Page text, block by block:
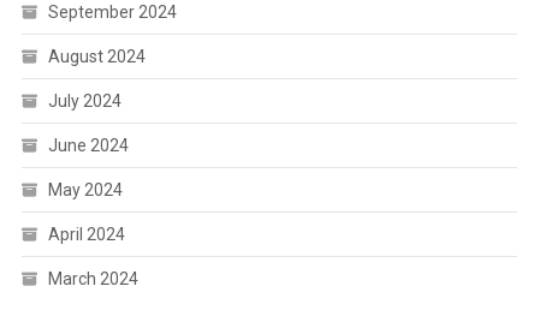
September 2024
August 2024
July 2024
June 2024
May 2024
April 2024
March 2024